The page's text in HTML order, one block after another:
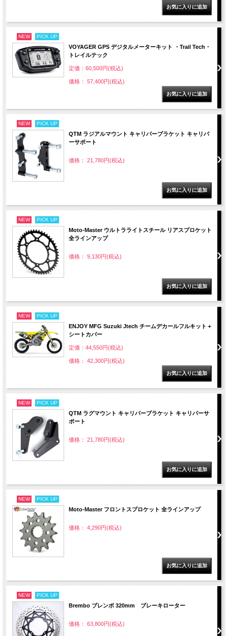
NEW PICK UP
VOYAGER GPS デジタルメーターキット ・Trail Tech・
トレイルテック
定価：60,500円(税込)
価格： 57,400円(税込)
NEW PICK UP
QTM ラジアルマウント キャリパーブラケット キャリパ
ーサポート
価格： 21,780円(税込)
NEW PICK UP
Moto-Master ウルトラライトスチール リアスプロケット
全ラインアップ
価格： 9,130円(税込)
NEW PICK UP
ENJOY MFG Suzuki Jtech チームデカールフルキット＋
シートカバー
定価：44,550円(税込)
価格： 42,300円(税込)
NEW PICK UP
QTM ラグマウント キャリパーブラケット キャリパーサ
ポート
価格： 21,780円(税込)
NEW PICK UP
Moto-Master フロントスプロケット 全ラインアップ
価格： 4,290円(税込)
NEW PICK UP
Brembo ブレンボ 320mm ブレーキローター
価格： 63,800円(税込)